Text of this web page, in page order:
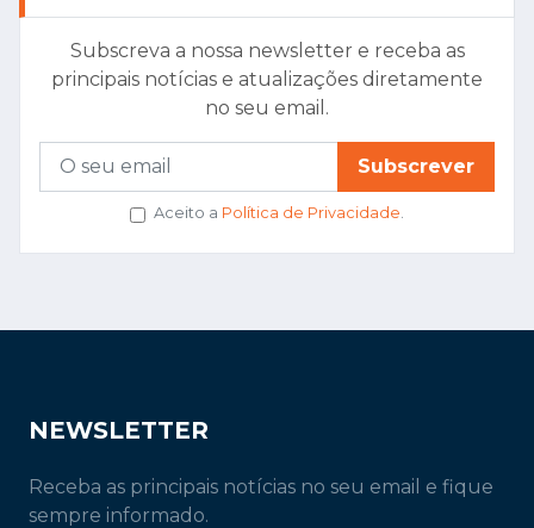
Subscreva a nossa newsletter e receba as
principais notícias e atualizações diretamente
no seu email.
Subscrever
Aceito a Política de Privacidade
NEWSLETTER
Receba as principais notícias no seu email e fique
sempre informado.